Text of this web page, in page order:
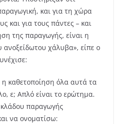
και για τη χώρα
και για τους πάντες – και
της παραγωγής, είναι η
ανοξείδωτου χάλυβα», είπε ο
η καθετοποίηση όλα αυτά τα
ε; Απλό είναι το ερώτημα.
κλάδου παραγωγής
να ονοματίσω: